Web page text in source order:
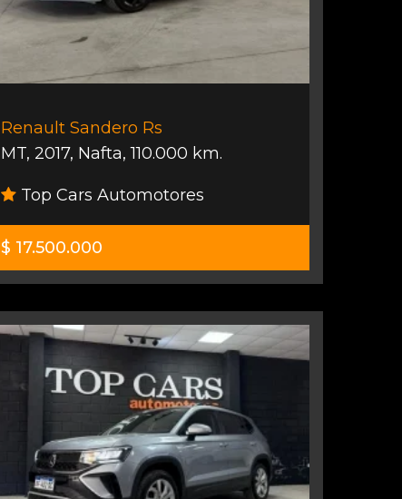
Renault Sandero Rs
MT, 2017, Nafta,110.000 km.
Top Cars Automotores
$ 17.500.000